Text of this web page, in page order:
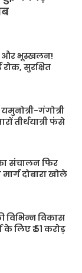
और भूस्खलन!
रोक, सुरक्षित
गंगोत्री
तीर्थयात्री फंसे
का संचालन फिर
दोबारा खोले
विभिन्न विकास
लिए ₹ 51 करोड़